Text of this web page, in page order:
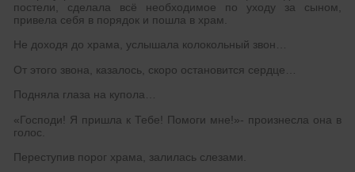
постели, сделала всё необходимое по уходу за сыном,
привела себя в порядок и пошла в храм.
Не доходя до храма, услышала колокольный звон…
От этого звона, казалось, скоро остановится сердце…
Подняла глаза на купола…
«Господи! Я пришла к Тебе! Помоги мне!»- произнесла она в
голос.
Переступив порог храма, залилась слезами.